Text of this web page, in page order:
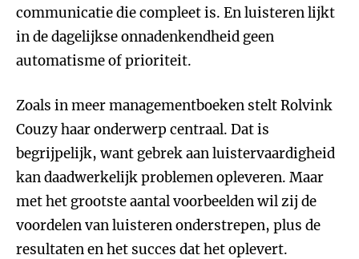
communicatie die compleet is. En luisteren lijkt
in de dagelijkse onnadenkendheid geen
automatisme of prioriteit.
Zoals in meer managementboeken stelt Rolvink
Couzy haar onderwerp centraal. Dat is
begrijpelijk, want gebrek aan luistervaardigheid
kan daadwerkelijk problemen opleveren. Maar
met het grootste aantal voorbeelden wil zij de
voordelen van luisteren onderstrepen, plus de
resultaten en het succes dat het oplevert.